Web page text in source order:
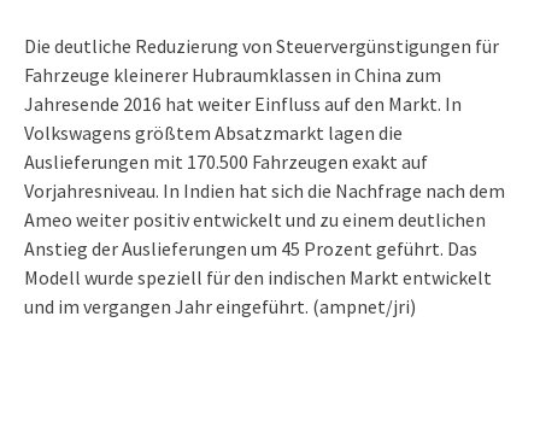
Die deutliche Reduzierung von Steuervergünstigungen für
Fahrzeuge kleinerer Hubraumklassen in China zum
Jahresende 2016 hat weiter Einfluss auf den Markt. In
Volkswagens größtem Absatzmarkt lagen die
Auslieferungen mit 170.500 Fahrzeugen exakt auf
Vorjahresniveau. In Indien hat sich die Nachfrage nach dem
Ameo weiter positiv entwickelt und zu einem deutlichen
Anstieg der Auslieferungen um 45 Prozent geführt. Das
Modell wurde speziell für den indischen Markt entwickelt
und im vergangen Jahr eingeführt. (ampnet/jri)